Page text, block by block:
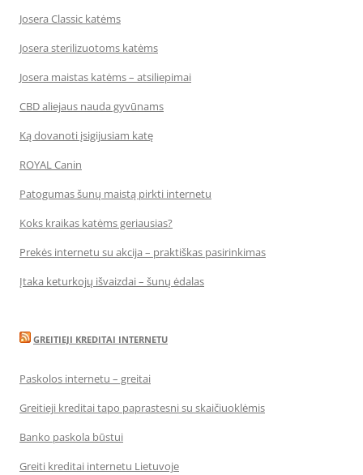
Josera Classic katėms
Josera sterilizuotoms katėms
Josera maistas katėms – atsiliepimai
CBD aliejaus nauda gyvūnams
Ką dovanoti įsigijusiam katę
ROYAL Canin
Patogumas šunų maistą pirkti internetu
Koks kraikas katėms geriausias?
Prekės internetu su akcija – praktiškas pasirinkimas
Įtaka keturkojų išvaizdai – šunų ėdalas
GREITIEJI KREDITAI INTERNETU
Paskolos internetu – greitai
Greitieji kreditai tapo paprastesni su skaičiuoklėmis
Banko paskola būstui
Greiti kreditai internetu Lietuvoje